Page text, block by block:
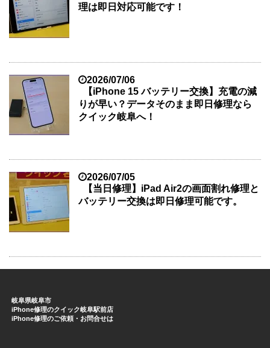
理は即日対応可能です！
2026/07/06
【iPhone 15 バッテリー交換】充電の減
りが早い？データそのまま即日修理なら
クイック岐阜へ！
2026/07/05
【当日修理】iPad Air2の画面割れ修理と
バッテリー交換は即日修理可能です。
岐阜県岐阜市
iPhone修理のクイック岐阜駅前店
iPhone修理のご依頼・お問合せは